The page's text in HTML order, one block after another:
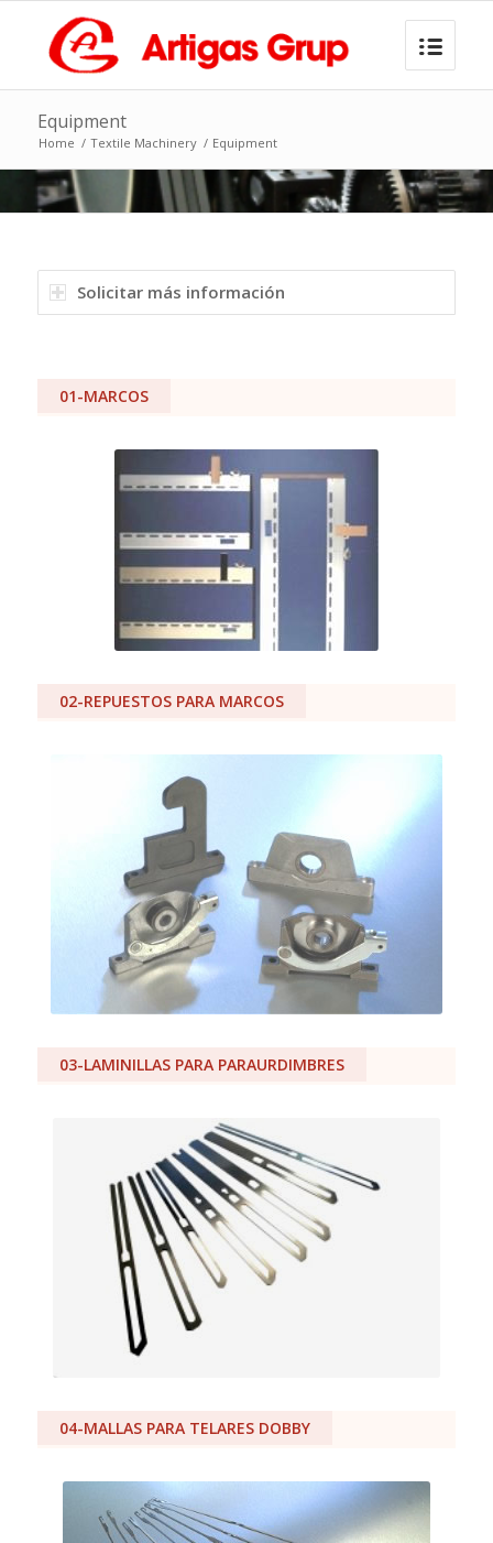
Equipment
Home / Textile Machinery / Equipment
Solicitar más información
01-MARCOS
02-REPUESTOS PARA MARCOS
03-LAMINILLAS PARA PARAURDIMBRES
04-MALLAS PARA TELARES DOBBY